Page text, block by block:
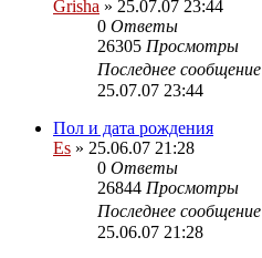
Grisha » 25.07.07 23:44
0 Ответы
26305 Просмотры
Последнее сообщение
25.07.07 23:44
Пол и дата рождения
Es » 25.06.07 21:28
0 Ответы
26844 Просмотры
Последнее сообщение
25.06.07 21:28